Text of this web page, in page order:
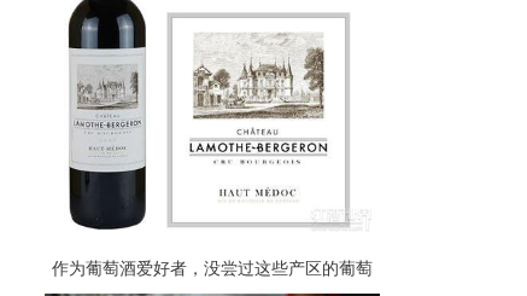
作为葡萄酒爱好者，没尝过这些产区的葡萄
酒总觉得有点遗憾